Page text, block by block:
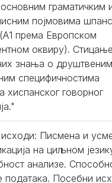
граматичким
појмовима
(А1 према Европском
оквиру).
знања о
специфичностима
хиспанског говорног
Писмена и
на циљном
анализе.
података. Посебни